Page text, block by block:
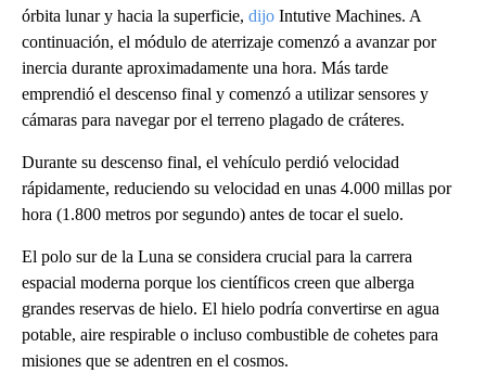
órbita lunar y hacia la superficie, dijo Intutive Machines. A
continuación, el módulo de aterrizaje comenzó a avanzar por
inercia durante aproximadamente una hora. Más tarde
emprendió el descenso final y comenzó a utilizar sensores y
cámaras para navegar por el terreno plagado de cráteres.
Durante su descenso final, el vehículo perdió velocidad
rápidamente, reduciendo su velocidad en unas 4.000 millas por
hora (1.800 metros por segundo) antes de tocar el suelo.
El polo sur de la Luna se considera crucial para la carrera
espacial moderna porque los científicos creen que alberga
grandes reservas de hielo. El hielo podría convertirse en agua
potable, aire respirable o incluso combustible de cohetes para
misiones que se adentren en el cosmos.